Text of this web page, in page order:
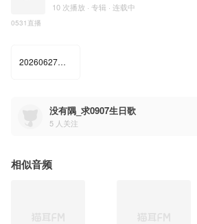
10 次播放 · 专辑 · 连载中
0531直播
20260627景向谁依直播 夜幕审判
没有隅_求0907生日歌
5 人关注
相似音频